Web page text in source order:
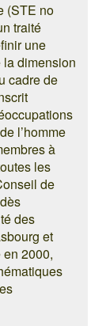
(STE no
traité
une
la dimension
cadre de
l’homme
à
les
de
des
et
2000,